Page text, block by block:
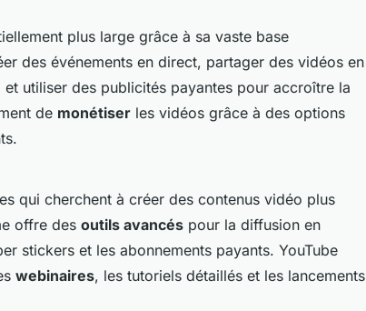
plus large grâce à sa vaste base
des événements en direct, partager des vidéos en
utiliser des publicités payantes pour accroître la
de monétiser les vidéos grâce à des options
qui cherchent à créer des contenus vidéo plus
offre des outils avancés pour la diffusion en
stickers et les abonnements payants. YouTube
webinaires, les tutoriels détaillés et les lancements